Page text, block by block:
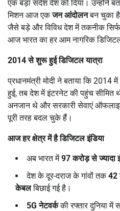
एक बड़ा संदेश देश को दिया। उन्होंने
मिशन आज एकजन आंदोलनबन चुका
जैसे बड़े और विविध देश में तकनीक
आज भारत का हर आम नागरिक
2014से शुरू हुई डिजिटल यात्रा
प्रधानमंत्री मोदी ने बताया कि
हुई, तब देश में इंटरनेट की पहुंच सीमित
अनजान थे और सरकारी सेवाएं
पूरी तरह बदल चुके हैं।
आज हर क्षेत्र में है डिजिटल इंडिया
अब भारत में97करोड़ से
देश के दूर-दराज के गांवों तक42
केबलबिछाई गई है।
5Gनेटवर्ककी रफ्तार दुनिया